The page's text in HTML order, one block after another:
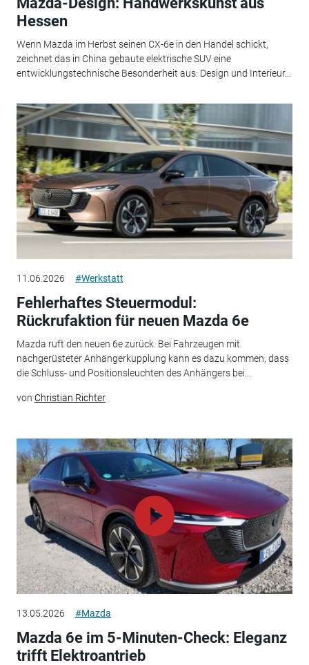
Hessen
Wenn Mazda im Herbst seinen CX-6e in den Handel schickt,
zeichnet das in China gebaute elektrische SUV eine
entwicklungstechnische Besonderheit aus: Design und Interieur...
11.06.2026 #Werkstatt
Fehlerhaftes Steuermodul:
Rückrufaktion für neuen Mazda 6e
Mazda ruft den neuen 6e zurück. Bei Fahrzeugen mit
nachgerüsteter Anhängerkupplung kann es dazu kommen, dass
die Schluss- und Positionsleuchten des Anhängers bei...
von Christian Richter
13.05.2026 #Mazda
Mazda 6e im 5-Minuten-Check: Eleganz
trifft Elektroantrieb